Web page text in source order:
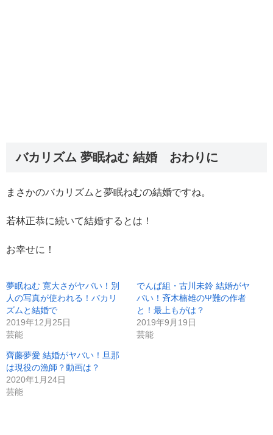
バカリズム 夢眠ねむ 結婚 おわりに
まさかのバカリズムと夢眠ねむの結婚ですね。
若林正恭に続いて結婚するとは！
お幸せに！
夢眠ねむ 寛大さがヤバい！別
人の写真が使われる！バカリ
ズムと結婚で
2019年12月25日
芸能
でんぱ組・古川未鈴 結婚がヤ
バい！斉木楠雄のΨ難の作者
と！最上もがは？
2019年9月19日
芸能
齊藤夢愛 結婚がヤバい！旦那
は現役の漁師？動画は？
2020年1月24日
芸能